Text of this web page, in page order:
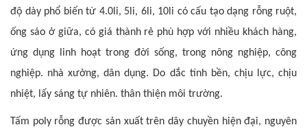
độ dày phổ biến từ 4.0li, 5li, 6li, 10li có cấu tạo dạng rỗng ruột,
ống sáo ở giữa, có giá thành rẻ phù hợp với nhiều khách hàng,
ứng dụng linh hoạt trong đời sống, trong nông nghiệp, công
nghiệp. nhà xưởng, dân dụng. Do dắc tính bền, chịu lực, chịu
nhiệt, lấy sáng tự nhiên. thân thiện môi trường.
Tấm poly rỗng được sản xuất trên dây chuyền hiện đại, nguyên